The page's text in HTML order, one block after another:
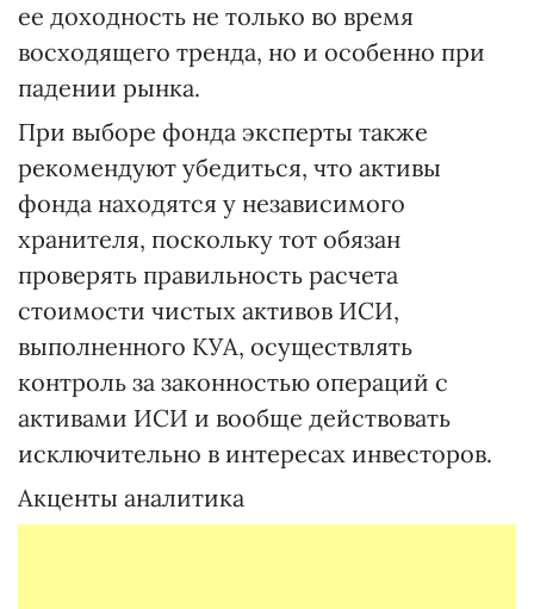
ее доходность не только во время
восходящего тренда, но и особенно при
падении рынка.
При выборе фонда эксперты также
рекомендуют убедиться, что активы
фонда находятся у независимого
хранителя, поскольку тот обязан
проверять правильность расчета
стоимости чистых активов ИСИ,
выполненного КУА, осуществлять
контроль за законностью операций с
активами ИСИ и вообще действовать
исключительно в интересах инвесторов.
Акценты аналитика